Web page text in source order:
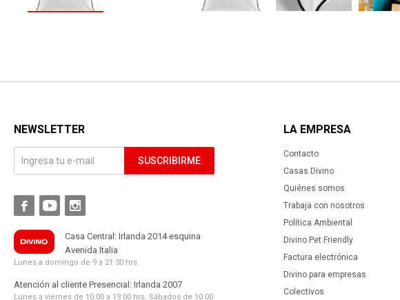
LA EMPRESA
Contacto
Casas Divino
Quiénes somos
Trabaja con nosotros
Política Ambiental
Divino Pet Friendly
Factura electrónica
Divino para empresas
Colectivos
NEWSLETTER
SUSCRIBIRME
  
Casa Central: Irlanda 2014 esquina
Avenida Italia
Lunes a domingo de 9 a 21:30 hrs.
Atención al cliente Presencial: Irlanda 2007
Lunes a viernes de 10:00 a 19:00 hrs. Sábados de 10:00